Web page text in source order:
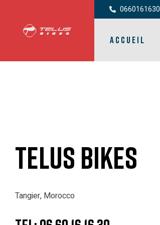
0660161630
ACCUEIL
TELUS BIKES
Tangier, Morocco